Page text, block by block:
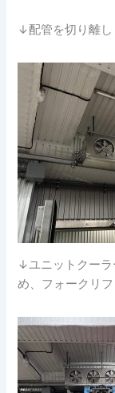
↓配管を切り離し
↓ユニットクーラ
め、フォークリ